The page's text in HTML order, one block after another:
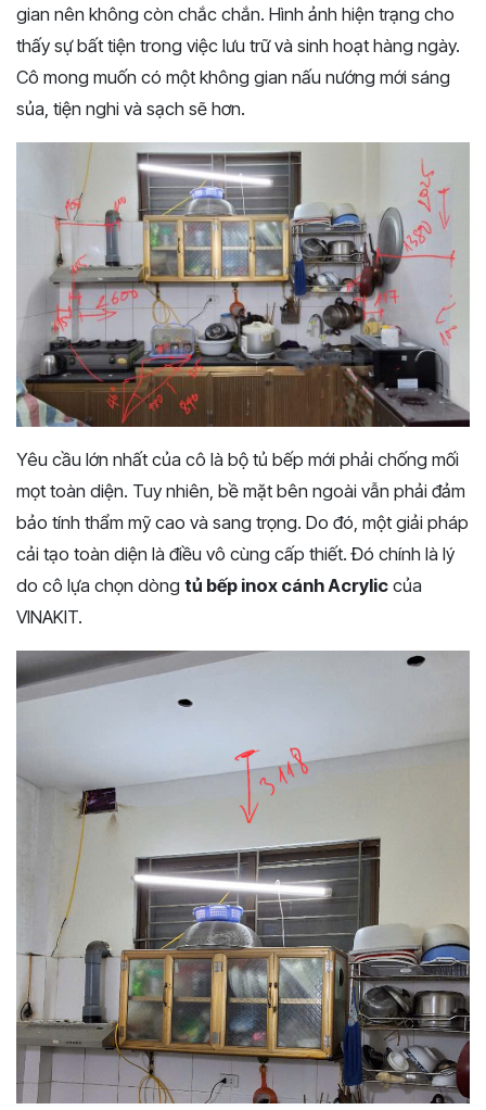
gian nên không còn chắc chắn. Hình ảnh hiện trạng cho
thấy sự bất tiện trong việc lưu trữ và sinh hoạt hàng ngày.
Cô mong muốn có một không gian nấu nướng mới sáng
sủa, tiện nghi và sạch sẽ hơn.
Yêu cầu lớn nhất của cô là bộ tủ bếp mới phải chống mối
mọt toàn diện. Tuy nhiên, bề mặt bên ngoài vẫn phải đảm
bảo tính thẩm mỹ cao và sang trọng. Do đó, một giải pháp
cải tạo toàn diện là điều vô cùng cấp thiết. Đó chính là lý
do cô lựa chọn dòng tủ bếp inox cánh Acrylic của
VINAKIT.